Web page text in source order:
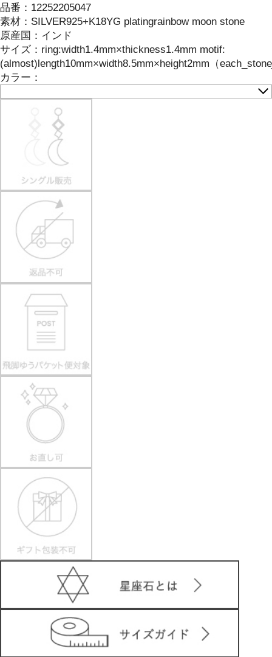
品番： 12252205047
素材： SILVER925+K18YG platingrainbow moon stone
原産国： インド
サイズ： ring:width1.4mm×thickness1.4mm motif:
(almost)length10mm×width8.5mm×height2mm（
カラー：